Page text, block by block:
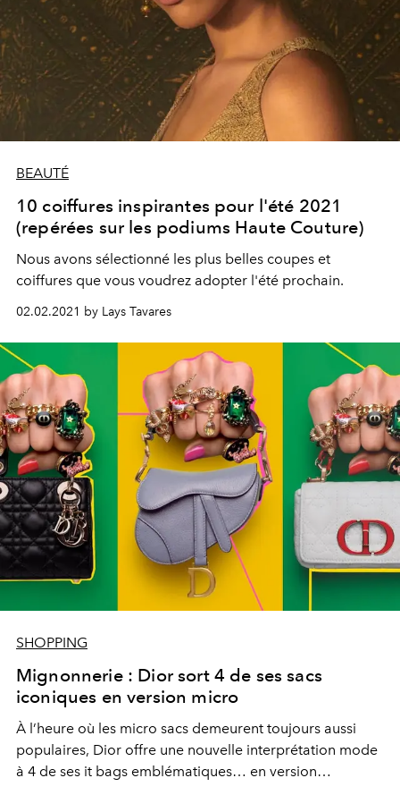
BEAUTÉ
10 coiffures inspirantes pour l'été 2021
(repérées sur les podiums Haute Couture)
Nous avons sélectionné les plus belles coupes et
coiffures que vous voudrez adopter l'été prochain.
02.02.2021 by Lays Tavares
SHOPPING
Mignonnerie : Dior sort 4 de ses sacs
iconiques en version micro
À l’heure où les micro sacs demeurent toujours aussi
populaires, Dior offre une nouvelle interprétation mode
à 4 de ses it bags emblématiques… en version